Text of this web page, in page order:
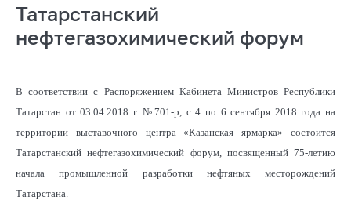
Татарстанский
нефтегазохимический форум
В соответствии с Распоряжением Кабинета Министров Республики
Татарстан от 03.04.2018 г. №701-р, с 4 по 6 сентября 2018 года на
территории выставочного центра «Казанская ярмарка» состоится
Татарстанский нефтегазохимический форум, посвященный 75-летию
начала промышленной разработки нефтяных месторождений
Татарстана.